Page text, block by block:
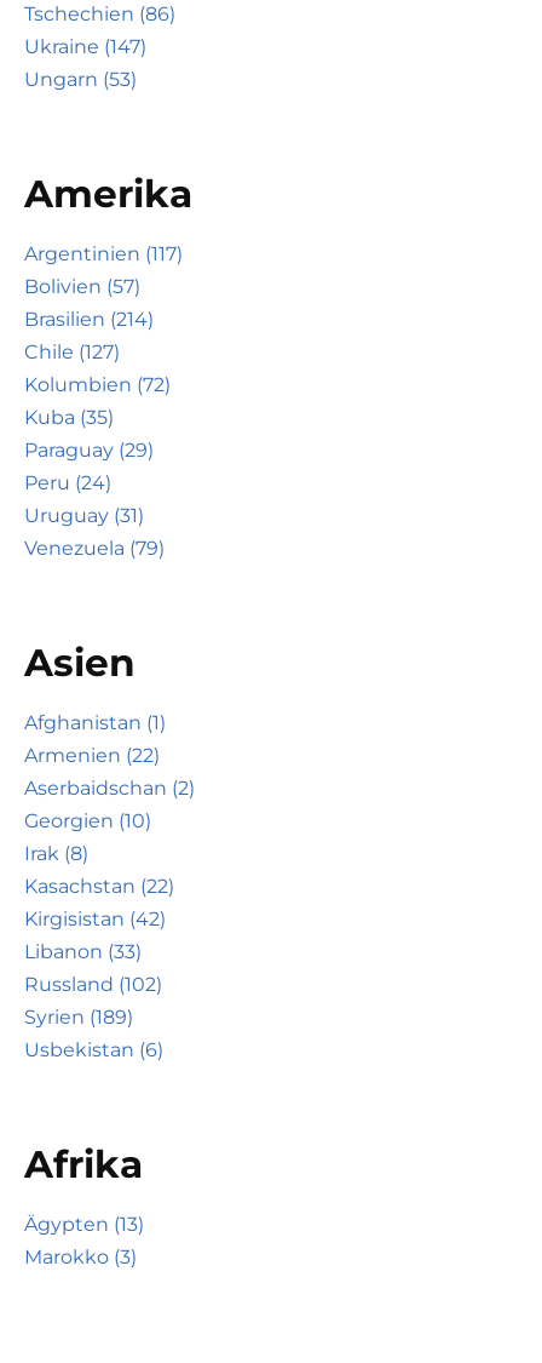
Tschechien (86)
Ukraine (147)
Ungarn (53)
Amerika
Argentinien (117)
Bolivien (57)
Brasilien (214)
Chile (127)
Kolumbien (72)
Kuba (35)
Paraguay (29)
Peru (24)
Uruguay (31)
Venezuela (79)
Asien
Afghanistan (1)
Armenien (22)
Aserbaidschan (2)
Georgien (10)
Irak (8)
Kasachstan (22)
Kirgisistan (42)
Libanon (33)
Russland (102)
Syrien (189)
Usbekistan (6)
Afrika
Ägypten (13)
Marokko (3)